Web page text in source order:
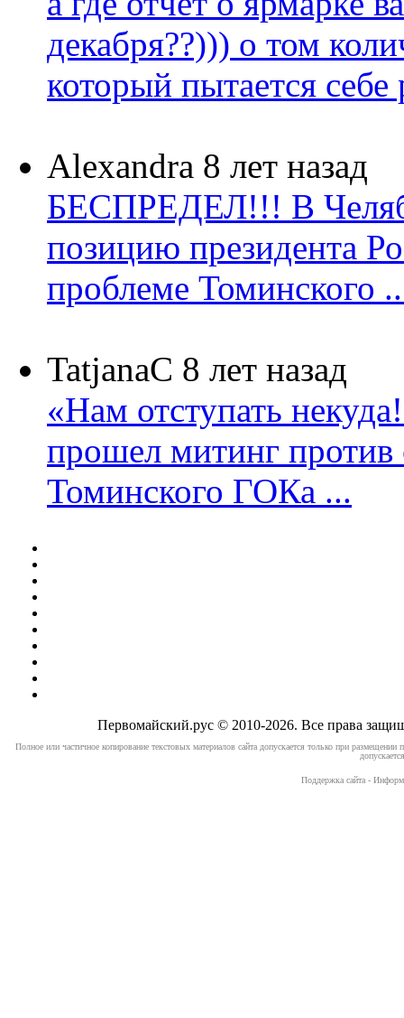
декабря??))) о том
который пытается себе
Alexandra 8 лет назад
БЕСПРЕДЕЛ!!! В
позицию президента
проблеме Томинского
TatjanaC 8 лет назад
«Нам отступать
прошел митинг против
Томинского ГОКа ...
Первомайский.рус © 2010-2026. Все права
Полное или частичное копирование текстовых материалов сайта допускается только при
Поддержка сайта -